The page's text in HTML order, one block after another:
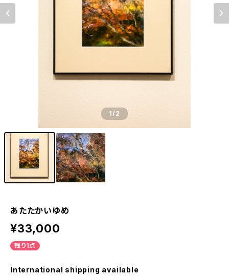
1/2
あたたかいゆめ
¥33,000
残り1点
International shipping available